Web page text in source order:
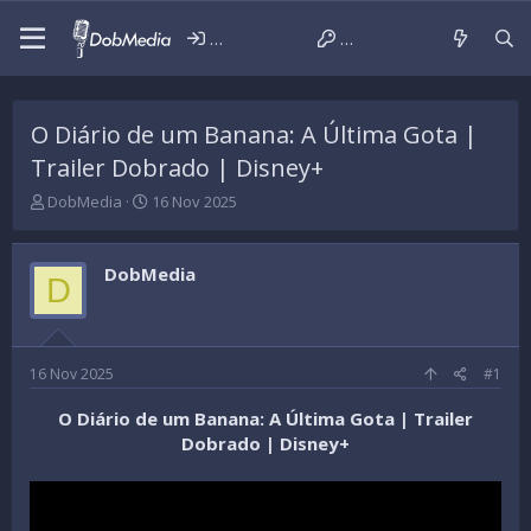
Iniciar sessão Criar conta
O Diário de um Banana: A Última Gota |
Trailer Dobrado | Disney+
T
r
e
a
d
t
a
r
DobMedia
D
t
a
d
n
c
i
16 Nov 2025
D DobMedia
16 Nov 2025 #1
O Diário de um Banana: A Última Gota | Trailer
Dobrado | Disney+